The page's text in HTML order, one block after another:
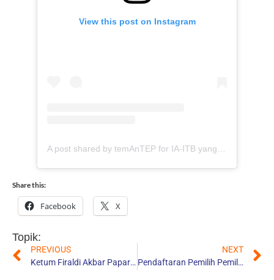
View this post on Instagram
Share this:
Facebook X
Topik:
PREVIOUS
Ketum Firaldi Akbar Paparkan Visi Ganesha Berkibar di Syukuran IA-ITB Jabar
NEXT
Pendaftaran Pemilih Pemilu IA-ITB 2025 Ditutup Hari Ini